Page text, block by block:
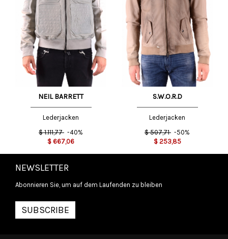
NEIL BARRETT
Lederjacken
$ 1.111,77 -40%
$ 667,06
S.W.O.R.D
Lederjacken
$ 507,71 -50%
$ 253,85
NEWSLETTER
Abonnieren Sie, um auf dem Laufenden zu bleiben
SUBSCRIBE